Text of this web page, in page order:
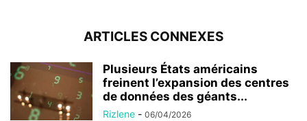
ARTICLES CONNEXES
Plusieurs États américains
freinent l’expansion des centres
de données des géants...
Rizlene - 06/04/2026